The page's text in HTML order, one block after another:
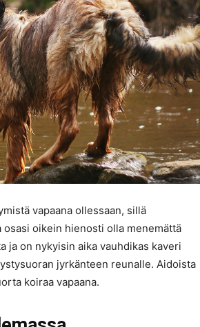
vapaana ollessaan, sillä
oikein hienosti olla menemättä
ja on nykyisin aika vauhdikas kaveri
jyrkänteen reunalle. Aidoista
koiraa vapaana.